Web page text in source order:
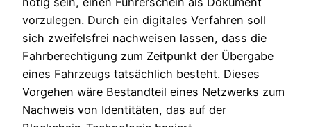
vorzulegen. Durch ein digitales Verfahren soll
sich zweifelsfrei nachweisen lassen, dass die
Fahrberechtigung zum Zeitpunkt der Übergabe
eines Fahrzeugs tatsächlich besteht. Dieses
Vorgehen wäre Bestandteil eines Netzwerks zum
Nachweis von Identitäten, das auf der